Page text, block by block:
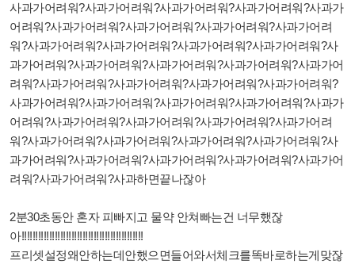
사과가어려워?사과가어려워?사과가어려워?사과가어려워?사과가
어려워?사과가어려워?사과가어려워?사과가어려워?사과가어려
워?사과가어려워?사과가어려워?사과가어려워?사과가어려워?사
과가어려워?사과가어려워?사과가어려워?사과가어려워?사과가어
려워?사과가어려워?사과가어려워?사과가어려워?사과가어려워?
사과가어려워?사과가어려워?사과가어려워?사과가어려워?사과가
어려워?사과가어려워?사과가어려워?사과가어려워?사과가어려
워?사과가어려워?사과가어려워?사과가어려워?사과가어려워?사
과가어려워?사과가어려워?사과가어려워?사과가어려워?사과가어
려워?사과가어려워?사과하면끝나잖아
2분30초동안 혼자 피빠지고 물약 안쳐빠는건 너무했잖
아!!!!!!!!!!!!!!!!!!!!!!!!!!!!!!!!!!!!!!!!!!!!
프리셋설정왜안하는데안했으면들어와서체크를똑바로하는게맞잖